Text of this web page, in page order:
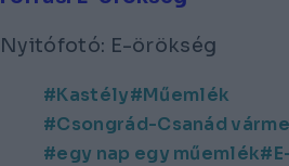
Nyitófotó: E-örökség
Kastély
Műemlék
Csongrád-Csanád
egy nap egy műemlék